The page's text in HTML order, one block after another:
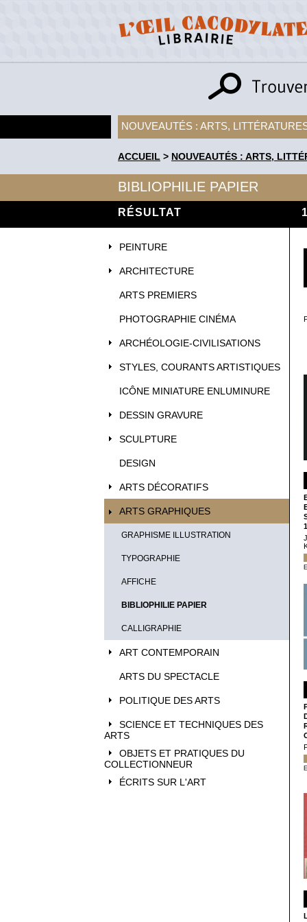
NOUVEAUTÉS : ARTS,
ACCUEIL > NOUVEAUTÉS : ARTS,
BIBLIOPHILIE PAPIER
RÉSULTAT
PEINTURE
ARCHITECTURE
ARTS PREMIERS
PHOTOGRAPHIE CINÉMA
ARCHÉOLOGIE-CIVILISATIONS
STYLES, COURANTS ARTISTIQUES
ICÔNE MINIATURE ENLUMINURE
DESSIN GRAVURE
SCULPTURE
DESIGN
ARTS DÉCORATIFS
ARTS GRAPHIQUES
GRAPHISME ILLUSTRATION
TYPOGRAPHIE
AFFICHE
BIBLIOPHILIE PAPIER
CALLIGRAPHIE
ART CONTEMPORAIN
ARTS DU SPECTACLE
POLITIQUE DES ARTS
SCIENCE ET TECHNIQUES DES
ARTS
OBJETS ET PRATIQUES DU
COLLECTIONNEUR
ÉCRITS SUR L'ART